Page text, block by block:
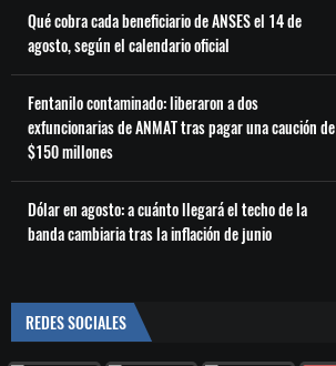
Qué cobra cada beneficiario de ANSES el 14 de
agosto, según el calendario oficial
Fentanilo contaminado: liberaron a dos
exfuncionarias de ANMAT tras pagar una caución de
$150 millones
Dólar en agosto: a cuánto llegará el techo de la
banda cambiaria tras la inflación de junio
REDES SOCIALES